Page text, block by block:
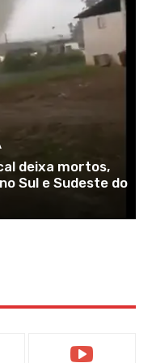
deixa mortos,
Sul e Sudeste do